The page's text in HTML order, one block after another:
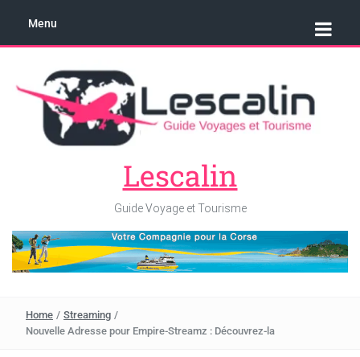
Menu
Lescalin
Guide Voyage et Tourisme
Home / Streaming /
Nouvelle Adresse pour Empire-Streamz : Découvrez-la